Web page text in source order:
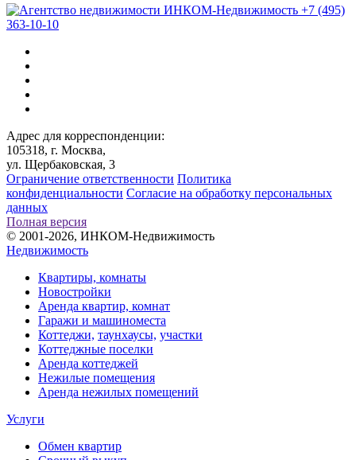
+7 (495)
363-10-10
Адрес для корреспонденции:
105318, г. Москва,
ул. Щербаковская, 3
Ограничение ответственности Политика
конфиденциальности Согласие на обработку персональных
данных
Полная версия
© 2001-2026, ИНКОМ-Недвижимость
Недвижимость
Квартиры, комнаты
Новостройки
Аренда квартир, комнат
Гаражи и машиноместа
Коттеджи, таунхаусы, участки
Коттеджные поселки
Аренда коттеджей
Нежилые помещения
Аренда нежилых помещений
Услуги
Обмен квартир